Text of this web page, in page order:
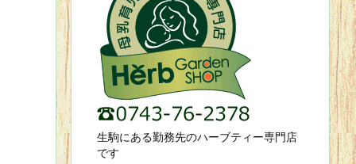
生駒にある勤務先のハーブティー専門店
です